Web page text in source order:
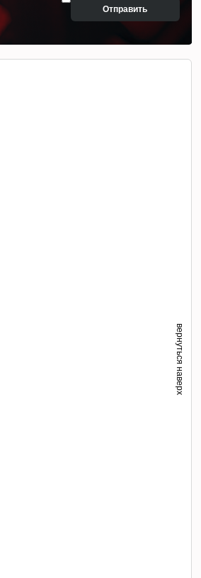
Отправить
вернуться наверх